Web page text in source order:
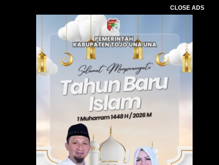
CLOSE ADS